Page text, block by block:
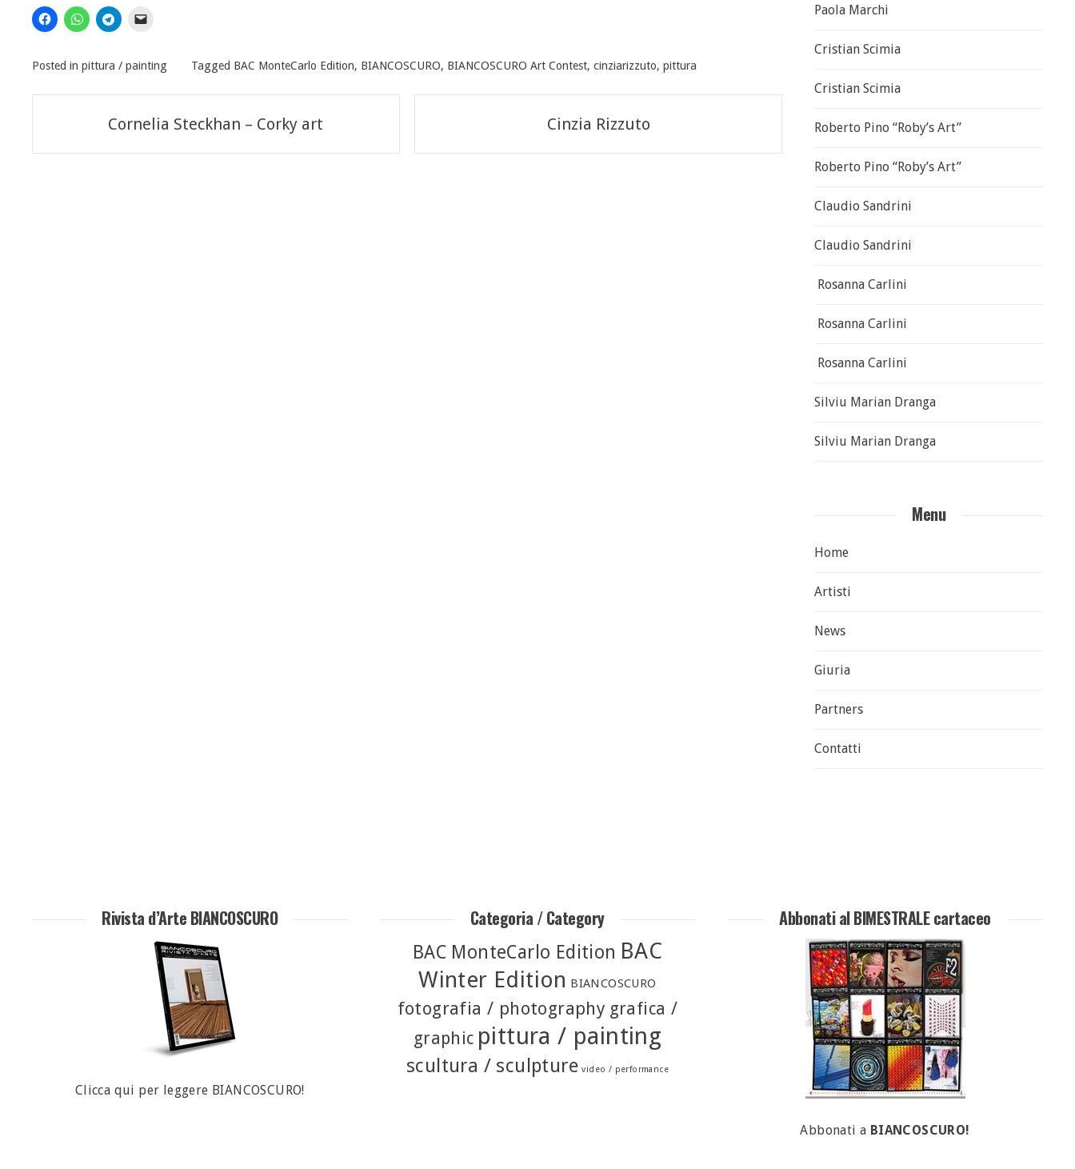
Posted in pittura / painting Tagged BAC MonteCarlo Edition, BIANCOSCURO, BIANCOSCURO Art Contest, cinziarizzuto, pittura
Navigazione
articoli
Cornelia Steckhan – Corky art Cinzia Rizzuto
Paola Marchi
Cristian Scimia
Cristian Scimia
Roberto Pino “Roby’s Art”
Roberto Pino “Roby’s Art”
Claudio Sandrini
Claudio Sandrini
Rosanna Carlini
Rosanna Carlini
Rosanna Carlini
Silviu Marian Dranga
Silviu Marian Dranga
Menu
Home
Artisti
News
Giuria
Partners
Contatti
Rivista d’Arte BIANCOSCURO
Clicca qui per leggere BIANCOSCURO!
Categoria / Category
BAC MonteCarlo Edition BAC
Winter Edition BIANCOSCURO
fotografia / photography grafica /
graphic pittura / painting
scultura / sculpture video / performance
Abbonati al BIMESTRALE cartaceo
Abbonati a BIANCOSCURO!